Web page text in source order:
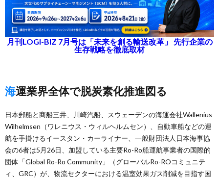
月刊LOGI-BIZ 7月号は「未来を創る輸送改革」 先行企業の
生存戦略を徹底取材
海運業界全体で脱炭素化推進図る
日本郵船と商船三井、川崎汽船、スウェーデンの海運会社Wallenius
Wilhelmsen（ワレニウス・ウィルヘルムセン）、自動車船などの運
航を手掛けるイースタン・カーライナー、一般財団法人日本海事協
会の6者は5月26日、加盟している主要Ro-Ro船運航事業者の国際的
団体「Global Ro-Ro Community」（グローバルRo-ROコミュニテ
ィ、GRC）が、物流セクターにおける温室効果ガス削減を目指す国